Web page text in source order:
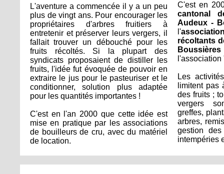
L'aventure a commencée il y a un peu
plus de vingt ans. Pour encourager les
propriétaires d'arbres fruitiers à
entretenir et préserver leurs vergers, il
fallait trouver un débouché pour les
fruits récoltés. Si la plupart des
syndicats proposaient de distiller les
fruits, l'idée fut évoquée de pouvoir en
extraire le jus pour le pasteuriser et le
conditionner, solution plus adaptée
pour les quantités importantes !
C'est en l'an 2000 que cette idée est
mise en pratique par les associations
de bouilleurs de cru, avec du matériel
de location.
C'est en
cantonal
Audeux -
l'
récoltants
Boussières
Les
limitent pas
des fruits ;
vergers
greffes,
arbres,
gestion
intempéries